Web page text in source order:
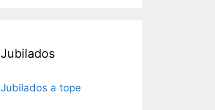
Jubilados
Jubilados a tope